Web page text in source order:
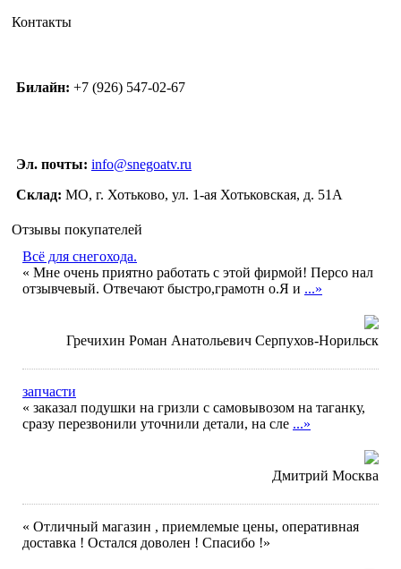
Контакты
Билайн: +7 (926) 547-02-67
Эл. почты: info@snegoatv.ru
Склад: МО, г. Хотьково, ул. 1-ая Хотьковская, д. 51А
Отзывы покупателей
Всё для снегохода.
« Мне очень приятно работать с этой фирмой! Персо нал
отзывчевый. Отвечают быстро,грамотн о.Я и ...»
Гречихин Роман Анатольевич Серпухов-Норильск
запчасти
« заказал подушки на гризли с самовывозом на таганку,
сразу перезвонили уточнили детали, на сле ...»
Дмитрий Москва
« Отличный магазин , приемлемые цены, оперативная
доставка ! Остался доволен ! Спасибо !»